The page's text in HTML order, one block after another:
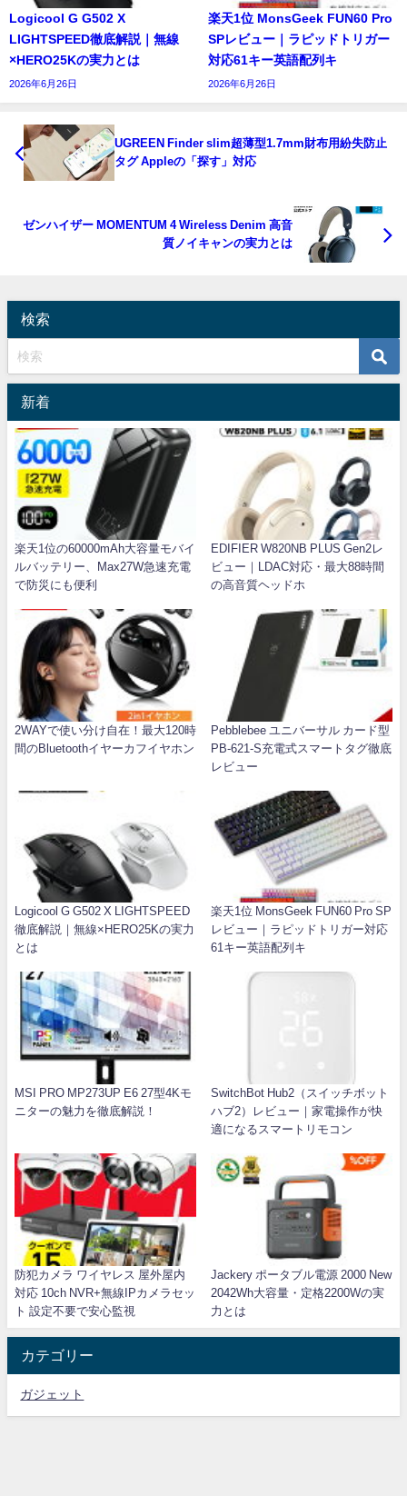
Logicool G G502 X
LIGHTSPEED徹底解説｜無線
×HERO25Kの実力とは
2026年6月26日
楽天1位 MonsGeek FUN60 Pro
SPレビュー｜ラピッドトリガー
対応61キー英語配列キ
2026年6月26日
UGREEN Finder slim超薄型1.7mm財布用紛失防止
タグ Appleの「探す」対応
ゼンハイザー MOMENTUM 4 Wireless Denim 高音
質ノイキャンの実力とは
検索
新着
楽天1位の60000mAh大容量モバイ
ルバッテリー、Max27W急速充電
で防災にも便利
EDIFIER W820NB PLUS Gen2レ
ビュー｜LDAC対応・最大88時間
の高音質ヘッドホ
2WAYで使い分け自在！最大120時
間のBluetoothイヤーカフイヤホン
Pebblebee ユニバーサル カード型
PB-621-S充電式スマートタグ徹底
レビュー
Logicool G G502 X LIGHTSPEED
徹底解説｜無線×HERO25Kの実力
とは
楽天1位 MonsGeek FUN60 Pro SP
レビュー｜ラピッドトリガー対応
61キー英語配列キ
MSI PRO MP273UP E6 27型4Kモ
ニターの魅力を徹底解説！
SwitchBot Hub2（スイッチボット
ハブ2）レビュー｜家電操作が快
適になるスマートリモコン
防犯カメラ ワイヤレス 屋外屋内
対応 10ch NVR+無線IPカメラセッ
ト 設定不要で安心監視
Jackery ポータブル電源 2000 New
2042Wh大容量・定格2200Wの実
力とは
カテゴリー
ガジェット